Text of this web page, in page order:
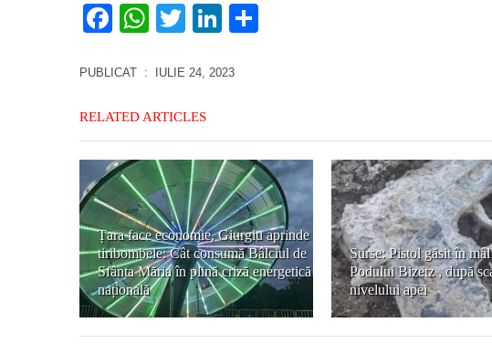
Facebook
WhatsApp
TwitterLinkedIn
PUBLICAT : IULIE 24, 2023
RELATED ARTICLES
Țara face economie, Giurgiu aprinde
tiribombele: Cât consumă Bâlciul de
Sfânta Măria în plină criză energetică
națională
Surse: Pistol găsit în
Podului Bizetz , după
nivelului apei